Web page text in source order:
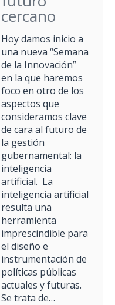
cercano
Hoy damos inicio a
una nueva “Semana
de la Innovación”
en la que haremos
foco en otro de los
aspectos que
consideramos clave
de cara al futuro de
la gestión
gubernamental: la
inteligencia
artificial. La
inteligencia artificial
resulta una
herramienta
imprescindible para
el diseño e
instrumentación de
políticas públicas
actuales y futuras.
Se trata de…